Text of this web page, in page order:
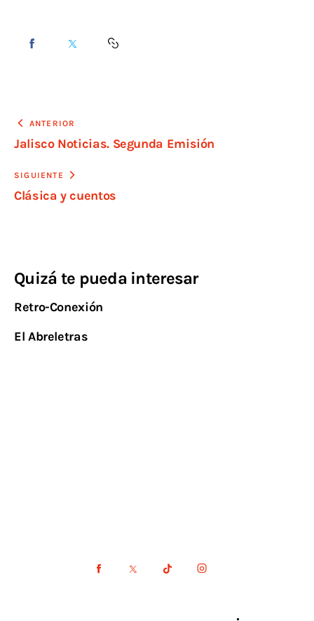
ANTERIOR
Jalisco Noticias. Segunda Emisión
SIGUIENTE
Clásica y cuentos
Quizá te pueda interesar
Retro-Conexión
El Abreletras